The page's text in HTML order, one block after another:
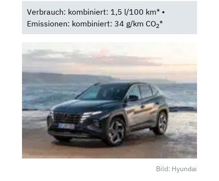
Verbrauch: kombiniert: 1,5 l/100 km* •
Emissionen: kombiniert: 34 g/km CO2*
Bild: Hyundai